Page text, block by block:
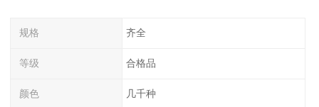
规格 齐全
等级 合格品
颜色 几千种